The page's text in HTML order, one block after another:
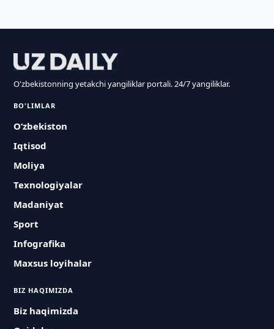
O'zbekistonning yetakchi yangiliklar portali. 24/7 yangiliklar.
BO'LIMLAR
O‘zbekiston
Iqtisod
Moliya
Texnologiyalar
Madaniyat
Sport
Infografika
Maxsus loyihalar
BIZ HAQIMIZDA
Biz haqimizda